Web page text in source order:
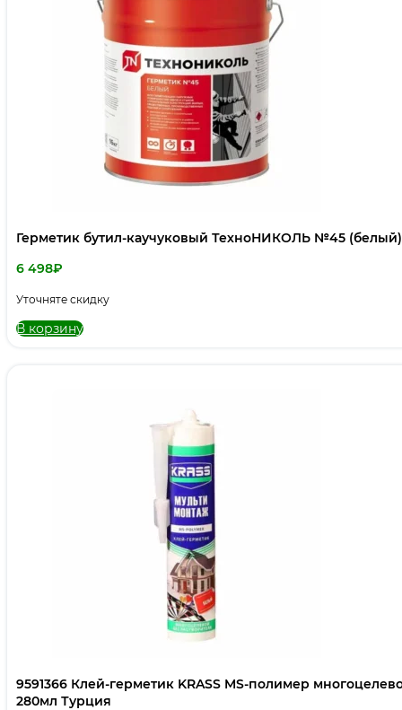
Герметик бутил-каучуковый ТехноНИКОЛЬ №45
6 498₽
Уточняте скидку
В корзину
9591366 Клей-герметик KRASS MS-полимер
280мл Турция